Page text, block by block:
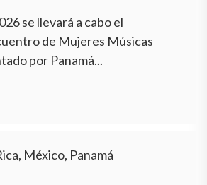
se llevará a cabo el
de Mujeres Músicas
por Panamá...
México, Panamá